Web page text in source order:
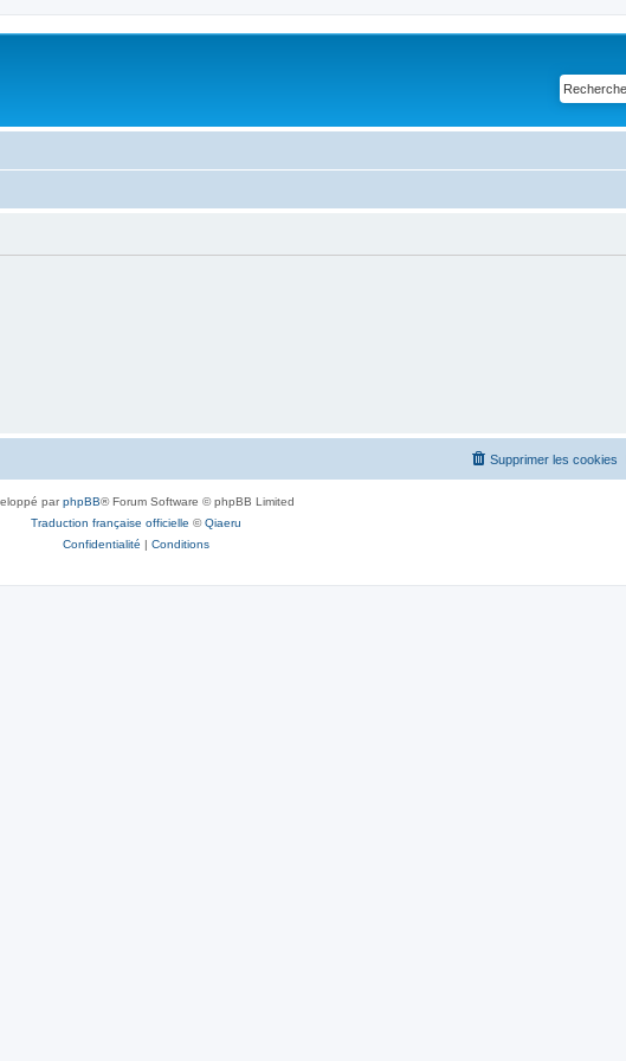
Supprimer les cookies
parphpBB® Forum Software © phpBB Limited
Traduction française officielle ©Qiaeru
Confidentialité | Conditions